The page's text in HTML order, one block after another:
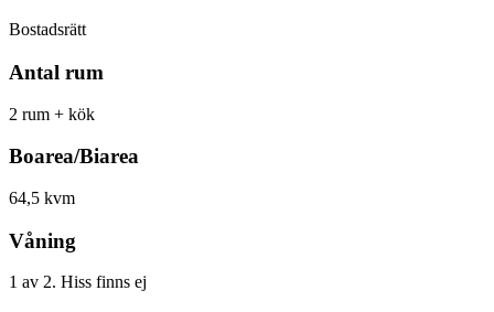
Bostadsrätt
Antal rum
2 rum + kök
Boarea/Biarea
64,5 kvm
Våning
1 av 2. Hiss finns ej